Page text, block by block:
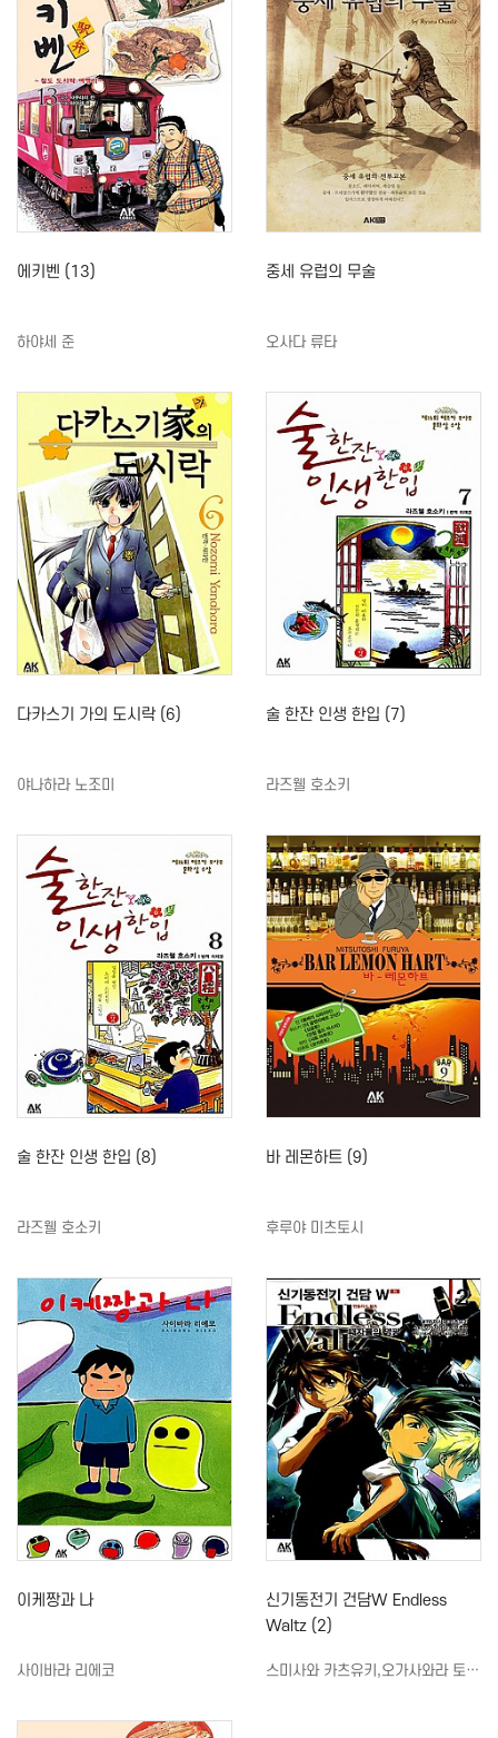
에키벤 (13)
하야세 준
중세 유럽의 무술
오사다 류타
다카스기 가의 도시락 (6)
야나하라 노조미
술 한잔 인생 한입 (7)
라즈웰 호소키
술 한잔 인생 한입 (8)
라즈웰 호소키
바 레몬하트 (9)
후루야 미츠토시
이케짱과 나
사이바라 리에코
신기동전기 건담W Endless
Waltz (2)
스미사와 카츠유키,오가사와라 토모후미